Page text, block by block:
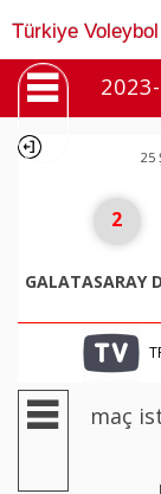
Türkiye
25
2
GALATASARAY
maç